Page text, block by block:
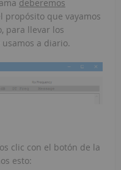
deberemos
propósito que vayamos
para llevar los
usamos a diario.
clic con el botón de la
esto: